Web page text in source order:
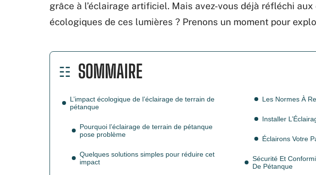
grâce à l’éclairage artificiel. Mais avez-vous déjà réfléchi aux
écologiques de ces lumières ? Prenons un moment pour
SOMMAIRE
L’impact écologique de l’éclairage de terrain de
pétanque
Pourquoi l’éclairage de terrain de pétanque
pose problème
Quelques solutions simples pour réduire cet
impact
Les Normes À
Installer
Éclairons Votre
Sécurité Et
De Pétanque